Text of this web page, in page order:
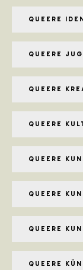
QUEERE
QUEERE
QUEERE
QUEERE
QUEERE
QUEERE
QUEERE
QUEERE